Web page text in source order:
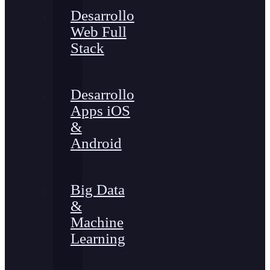
Desarrollo
Web Full
Stack
Desarrollo
Apps iOS
&
Android
Big Data
&
Machine
Learning